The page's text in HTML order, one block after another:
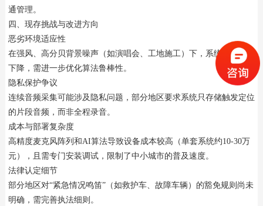
通管理。
四、现存挑战与改进方向
恶劣环境适应性
在强风、高分贝背景噪声（如演唱会、工地施工）下，系统性能仍会
下降，需进一步优化算法鲁棒性。
隐私保护争议
连续音频采集可能涉及隐私问题，部分地区要求系统只存储触发定位
的片段音频，而非全程录音。
成本与部署复杂度
高精度麦克风阵列和AI算法导致设备成本较高（单套系统约10-30万
元），且需专门安装调试，限制了中小城市的普及速度。
法律认定细节
部分地区对“紧急情况鸣笛”（如救护车、故障车辆）的豁免规则尚未
明确，需完善执法细则。